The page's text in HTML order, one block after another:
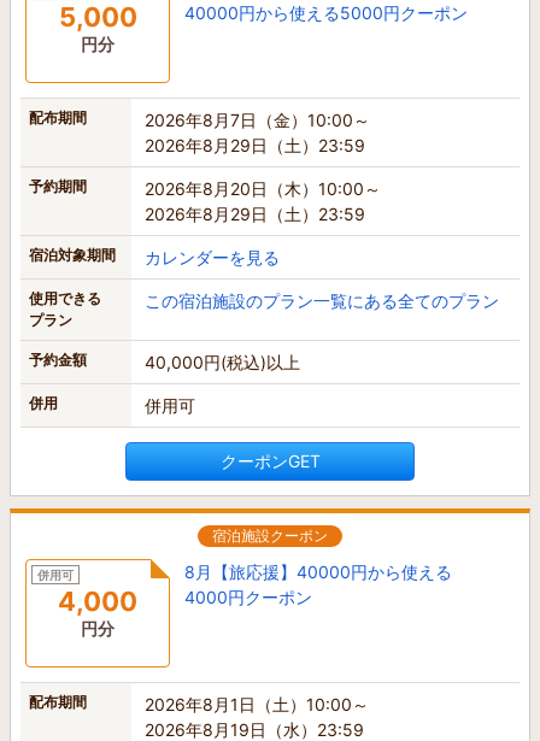
5,000
円分
40000円から使える5000円クーポン
配布期間
2026年8月7日（金）10:00～
2026年8月29日（土）23:59
予約期間
2026年8月20日（木）10:00～
2026年8月29日（土）23:59
宿泊対象期間 カレンダーを見る
使用できる
プラン
この宿泊施設のプラン一覧にある全てのプラン
予約金額 40,000円(税込)以上
併用 併用可
クーポンGET
宿泊施設クーポン
併用可
4,000
円分
8月【旅応援】40000円から使える
4000円クーポン
配布期間
2026年8月1日（土）10:00～
2026年8月19日（水）23:59